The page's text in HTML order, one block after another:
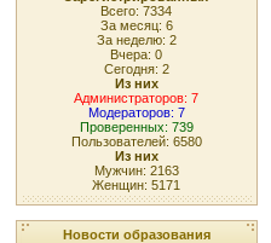
Всего: 7334
За месяц: 6
За неделю: 2
Вчера: 0
Сегодня: 2
Из них
Администраторов: 7
Модераторов: 7
Проверенных: 739
Пользователей: 6580
Из них
Мужчин: 2163
Женщин: 5171
Новости образования